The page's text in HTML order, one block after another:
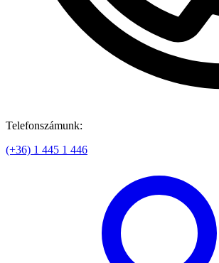
Telefonszámunk:
(+36) 1 445 1 446